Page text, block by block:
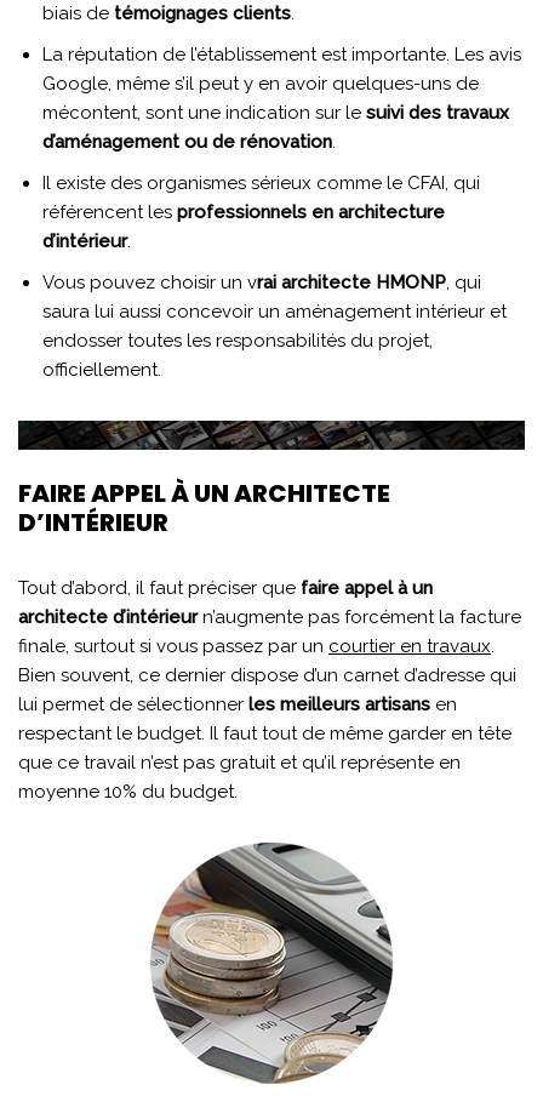
biais de témoignages clients
La réputation de l’établissement est importante. Les avis
Google, même s’il peut y en avoir quelques-uns de
mécontent, sont une indication sur le suivi des travaux
d’aménagement ou de rénovation
Il existe des organismes sérieux comme le CFAI, qui
référencent les professionnels en architecture
d’intérieur.
Vous pouvez choisir un vrai architecte HMONP , qui
saura lui aussi concevoir un aménagement intérieur et
endosser toutes les responsabilités du projet,
officiellement.
FAIRE APPEL À UN ARCHITECTE
D’INTÉRIEUR
Tout d’abord, il faut préciser que faire appel à un
architecte d’intérieurn’augmente pas forcément la facture
finale, surtout si vous passez par un courtier en travaux
Bien souvent, ce dernier dispose d’un carnet d’adresse qui
lui permet de sélectionner les meilleurs artisans en
respectant le budget. Il faut tout de même garder en tête
que ce travail n’est pas gratuit et qu’il représente en
moyenne 10% du budget.